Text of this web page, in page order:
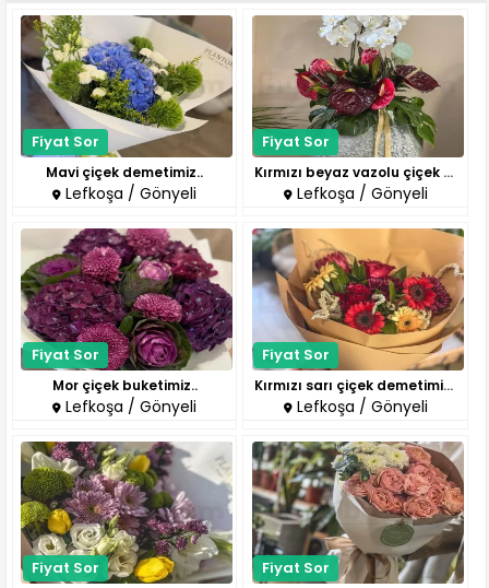
Fiyat Sor
Mavi çiçek demetimiz..
Lefkoşa / Gönyeli
Fiyat Sor
Kırmızı beyaz vazolu çiçek dem..
Lefkoşa / Gönyeli
Fiyat Sor
Mor çiçek buketimiz..
Lefkoşa / Gönyeli
Fiyat Sor
Kırmızı sarı çiçek demetimiz..
Lefkoşa / Gönyeli
Fiyat Sor Fiyat Sor